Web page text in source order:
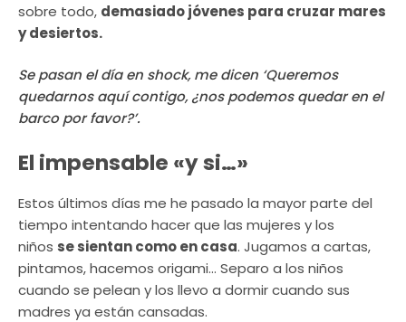
sobre todo, demasiado jóvenes para cruzar mares
y desiertos.
Se pasan el día en shock, me dicen ‘Queremos
quedarnos aquí contigo, ¿nos podemos quedar en el
barco por favor?’.
El impensable «y si…»
Estos últimos días me he pasado la mayor parte del
tiempo intentando hacer que las mujeres y los
niños se sientan como en casa. Jugamos a cartas,
pintamos, hacemos origami… Separo a los niños
cuando se pelean y los llevo a dormir cuando sus
madres ya están cansadas.